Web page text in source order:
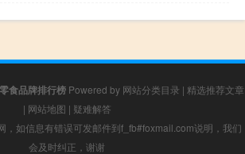
零食品牌排行榜Powered by 网站分类目录 | 精选推荐文章
| 网站地图 | 疑难解答
，如信息有错误可发邮件到f_fb#foxmail.com说明，我们
会及时纠正，谢谢